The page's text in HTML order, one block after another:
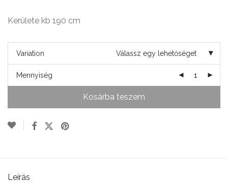
Kerülete kb 190 cm
Variation Válassz egy lehetőséget
Mennyiség
Kosárba teszem
Leírás